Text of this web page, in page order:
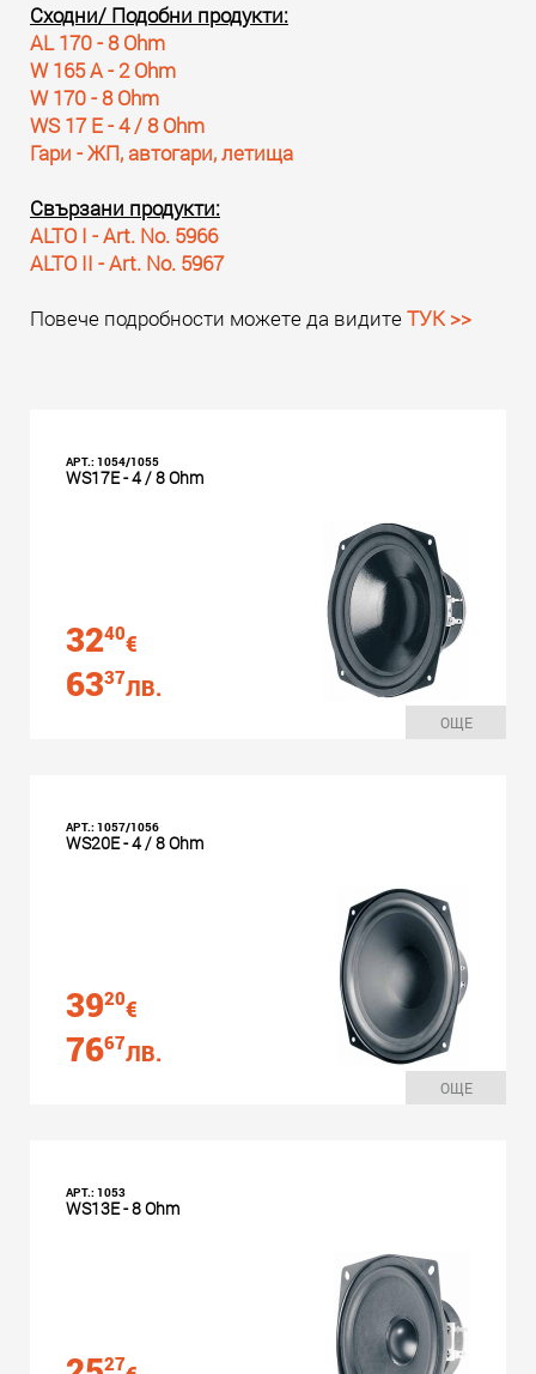
Сходни/ Подобни продукти:
AL 170 - 8 Ohm
W 165 A - 2 Ohm
W 170 - 8 Ohm
WS 17 E - 4 / 8 Ohm
Гари - ЖП, автогари, летища
Свързани продукти:
ALTO I - Art. No. 5966
ALTO II - Art. No. 5967
Повече подробности можете да видитеТУК >>
АРТ.: 1054/1055
WS17E - 4 / 8 Ohm
3240€
6337ЛВ.
ОЩЕ
АРТ.: 1057/1056
WS20E - 4 / 8 Ohm
3920€
7667ЛВ.
ОЩЕ
АРТ.: 1053
WS13E - 8 Ohm
27